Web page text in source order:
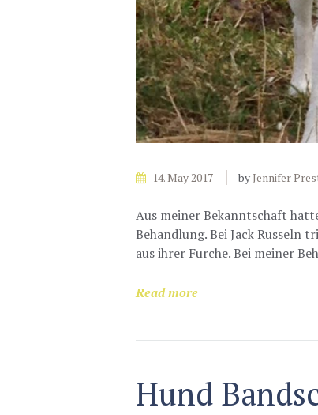
14. May 2017 byJennifer
Aus meiner Bekanntschaft
Behandlung. Bei Jack Russeln
aus ihrer Furche. Bei meiner
Read more
Hund